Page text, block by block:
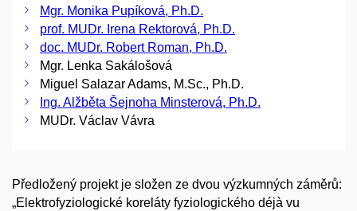
Mgr. Monika Pupíková, Ph.D.
prof. MUDr. Irena Rektorová, Ph.D.
doc. MUDr. Robert Roman, Ph.D.
Mgr. Lenka Sakálošová
Miguel Salazar Adams, M.Sc., Ph.D.
Ing. Alžběta Šejnoha Minsterová, Ph.D.
MUDr. Václav Vávra
Předložený projekt je složen ze dvou výzkumných záměrů:
„Elektrofyziologické koreláty fyziologického déjà vu